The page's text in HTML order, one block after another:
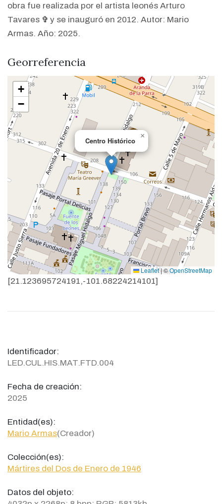
obra fue realizada por el artista leonés Arturo
Tavares ✞ y se inauguró en 2012. Autor: Mario
Armas. Año: 2025.
Georreferencia
Centro Histórico
×
+
−
Leaflet|©OpenStreetMap
[21.123695724191,-101.68224214101]
Identificador:
LED.CUL.HIS.MAT.FTD.004
Fecha de creación:
2025
Entidad(es):
Mario Armas(Creador)
Colección(es):
Mártires del Dos de Enero de 1946
Datos del objeto: